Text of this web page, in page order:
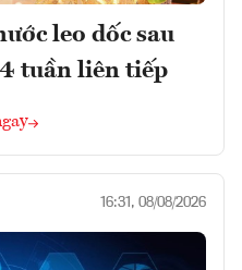
leo dốc sau
tuần liên tiếp
16:31, 08/08/2026